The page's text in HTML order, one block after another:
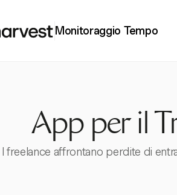
Monitoraggio Tempo
App per il
I freelance affrontano perdite di